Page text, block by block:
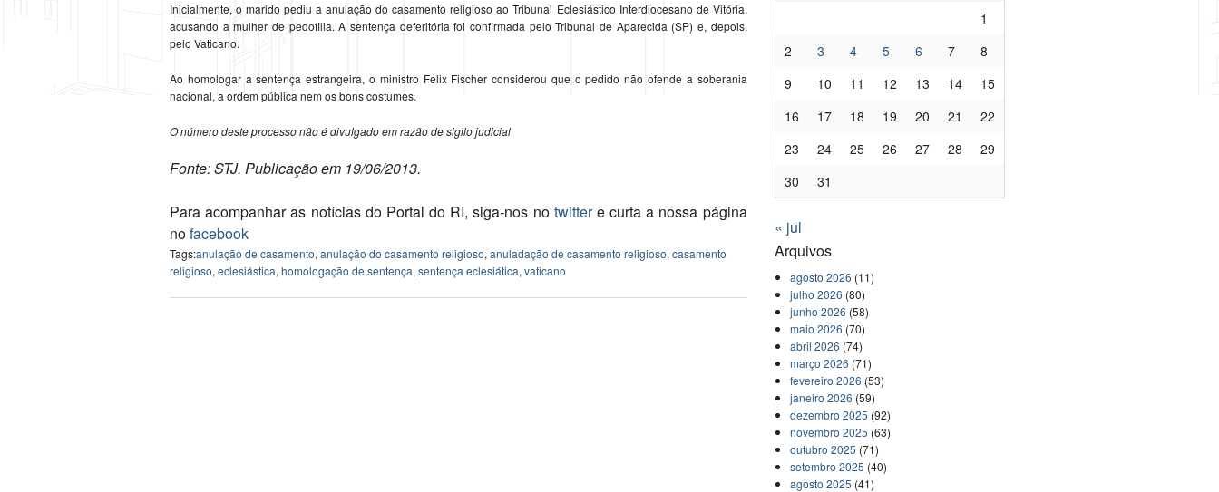
Inicialmente, o marido pediu a anulação do casamento religioso ao Tribunal Eclesiástico Interdiocesano de Vitória,
acusando a mulher de pedofilia. A sentença deferitória foi confirmada pelo Tribunal de Aparecida (SP) e, depois,
pelo Vaticano.
Ao homologar a sentença estrangeira, o ministro Felix Fischer considerou que o pedido não ofende a soberania
nacional, a ordem pública nem os bons costumes.
O número deste processo não é divulgado em razão de sigilo judicial
Fonte: STJ. Publicação em 19/06/2013.
Para acompanhar as notícias do Portal do RI, siga-nos no twittere curta a nossa página
nofacebook
Tags:anulação de casamento, anulação do casamento religioso, anuladação de casamento religioso, casamento
religioso, eclesiástica, homologação de sentença, sentença eclesiática, vaticano
1
2
3 4 5 6 7
8
9
10 11 12 13 14
15
16
17 18 19 20 21
22
23
24 25 26 27 28
29
30
31
« jul
Arquivos
agosto 2026 (11)
julho 2026 (80)
junho 2026 (58)
maio 2026 (70)
abril 2026 (74)
março 2026 (71)
fevereiro 2026 (53)
janeiro 2026 (59)
dezembro 2025 (92)
novembro 2025 (63)
outubro 2025 (71)
setembro 2025 (40)
agosto 2025 (41)